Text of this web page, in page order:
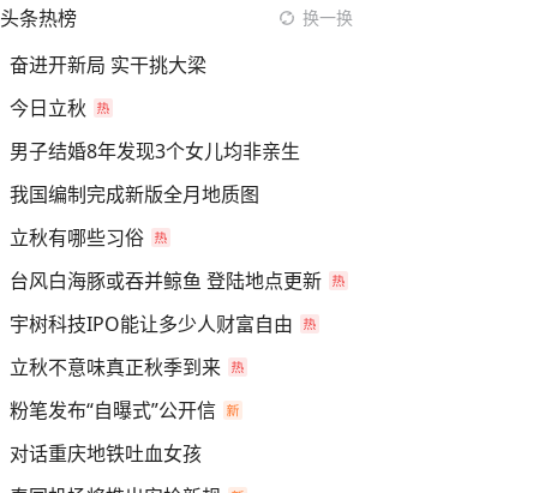
头条热榜 换一换
奋进开新局 实干挑大梁
今日立秋
男子结婚8年发现3个女儿均非亲生
我国编制完成新版全月地质图
立秋有哪些习俗
台风白海豚或吞并鲸鱼 登陆地点更新
宇树科技IPO能让多少人财富自由
立秋不意味真正秋季到来
粉笔发布“自曝式”公开信
对话重庆地铁吐血女孩